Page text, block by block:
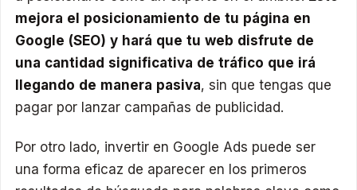
mejora el posicionamiento de tu página en
Google (SEO) y hará que tu web disfrute de
una cantidad significativa de tráfico que irá
llegando de manera pasiva, sin que tengas que
pagar por lanzar campañas de publicidad.
Por otro lado, invertir en Google Ads puede ser
una forma eficaz de aparecer en los primeros